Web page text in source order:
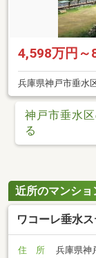
4,598万円～
兵庫県神戸市垂水
神戸市垂水区
る
近所のマンシ
ワコーレ垂水
住 所
兵庫県神